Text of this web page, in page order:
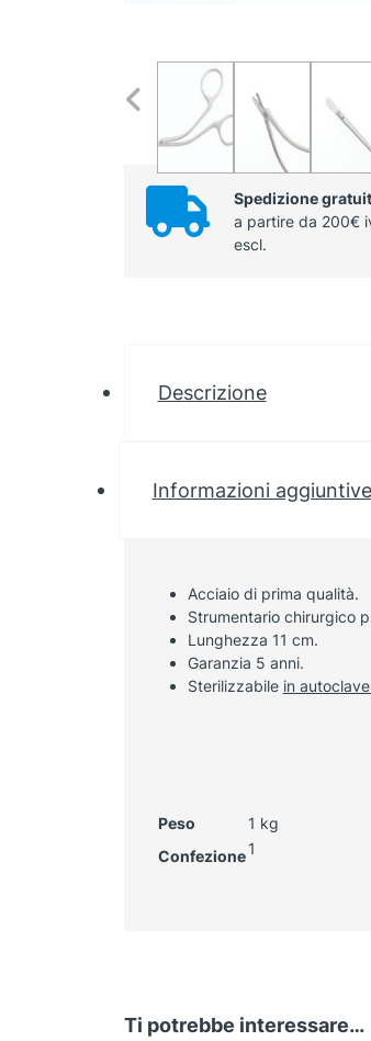
Spedizione
a partire da 200€
escl.
Descrizione
Informazioni aggiuntive
Acciaio di prima qualità.
Strumentario chirurgico
Lunghezza 11 cm.
Garanzia 5 anni.
Sterilizzabile in
Peso
1 kg
Confezione 1
Ti potrebbe interessare…